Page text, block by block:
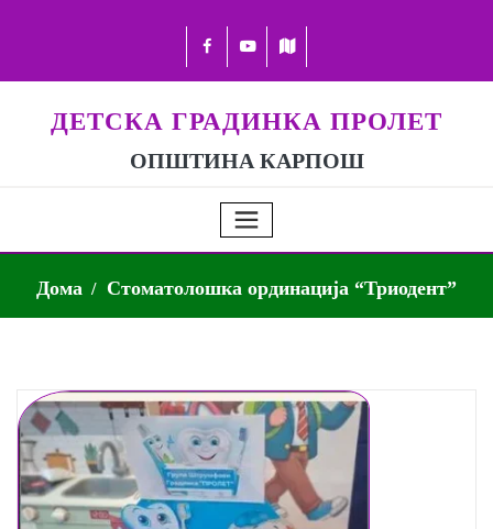
ДЕТСКА ГРАДИНКА ПРОЛЕТ
ОПШТИНА КАРПОШ
Дома Стоматолошка ординација “Триодент”